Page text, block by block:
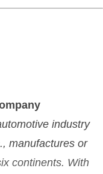
industry
manufactures or
continents. With